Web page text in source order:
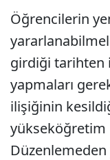
Öğrencilerin
girdiği tarihten
yapmaları
ilişiğinin
yükseköğretim